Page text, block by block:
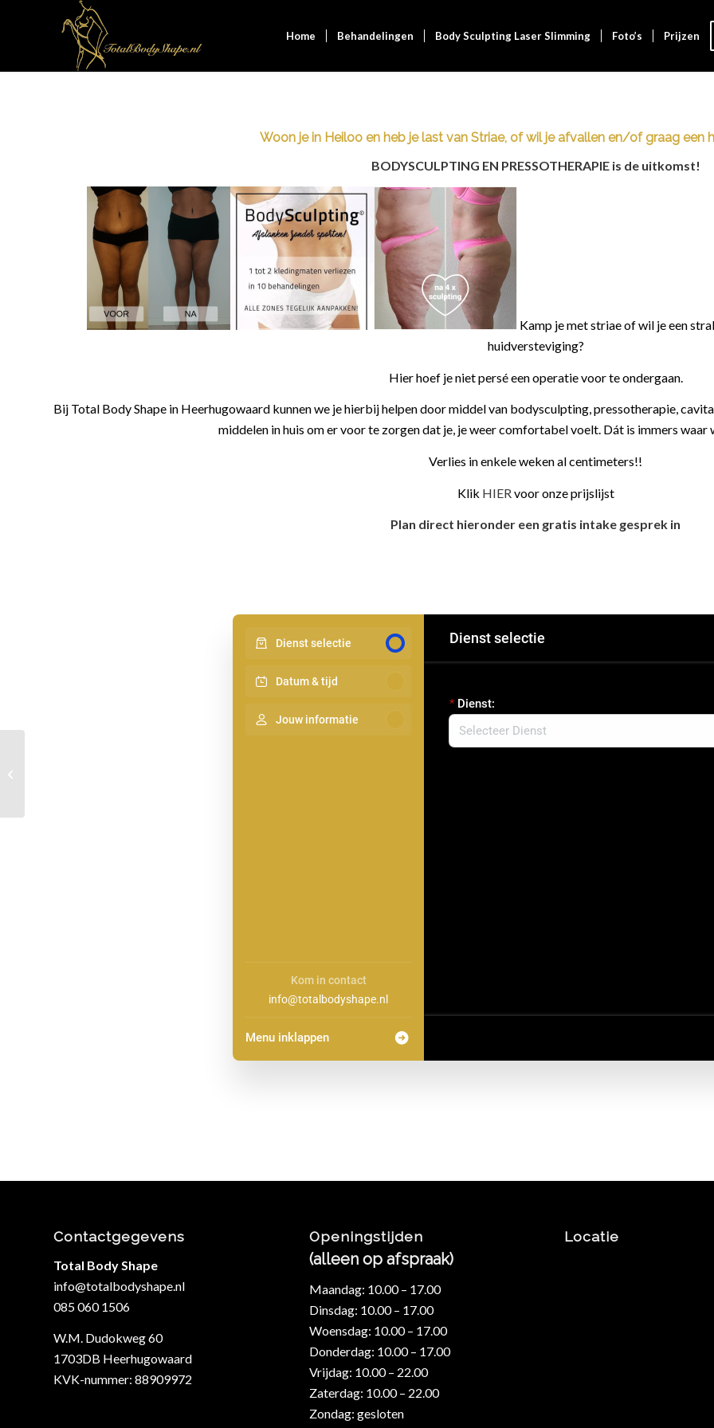
Home Behandelingen Body Sculpting Laser Slimming Foto’s Prijzen
Woon je in Heiloo en heb je last van Striae, of wil je afvallen en/of graag een
BODYSCULPTING EN PRESSOTHERAPIE is de uitkomst!
Kamp je met striae of wil je een
huidversteviging?
Hier hoef je niet persé een operatie voor te ondergaan.
Bij Total Body Shape in Heerhugowaard kunnen we je hierbij helpen door middel van bodysculpting, pressotherapie,
middelen in huis om er voor te zorgen dat je, je weer comfortabel voelt. Dát is immers waar
Verlies in enkele weken al centimeters!!
Klik HIER voor onze prijslijst
Plan direct hieronder een gratis intake gesprek in
Dienst selectie
Datum & tijd
Jouw informatie
Kom in contact
info@totalbodyshape.nl
Menu inklappen
Dienst selectie
Dienst:
Contactgegevens
Total Body Shape
info@totalbodyshape.nl
085 060 1506
W.M. Dudokweg 60
1703DB Heerhugowaard
KVK-nummer: 88909972
Openingstijden
(alleen op afspraak)
Maandag: 10.00 – 17.00
Dinsdag: 10.00 – 17.00
Woensdag: 10.00 – 17.00
Donderdag: 10.00 – 17.00
Vrijdag: 10.00 – 22.00
Zaterdag: 10.00 – 22.00
Zondag: gesloten
Locatie